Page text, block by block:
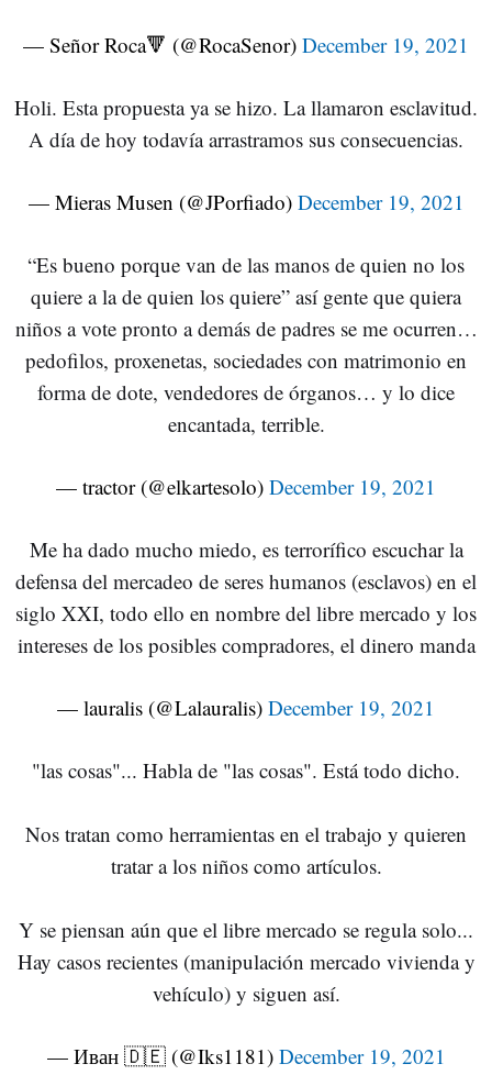
— Señor Roca🔻 (@RocaSenor) December 19, 2021
Holi. Esta propuesta ya se hizo. La llamaron esclavitud.
A día de hoy todavía arrastramos sus consecuencias.
— Mieras Musen (@JPorfiado) December 19, 2021
“Es bueno porque van de las manos de quien no los
quiere a la de quien los quiere” así gente que quiera
niños a vote pronto a demás de padres se me ocurren…
pedofilos, proxenetas, sociedades con matrimonio en
forma de dote, vendedores de órganos… y lo dice
encantada, terrible.
— tractor (@elkartesolo) December 19, 2021
Me ha dado mucho miedo, es terrorífico escuchar la
defensa del mercadeo de seres humanos (esclavos) en el
siglo XXI, todo ello en nombre del libre mercado y los
intereses de los posibles compradores, el dinero manda
— lauralis (@Lalauralis) December 19, 2021
"las cosas"... Habla de "las cosas". Está todo dicho.
Nos tratan como herramientas en el trabajo y quieren
tratar a los niños como artículos.
Y se piensan aún que el libre mercado se regula solo...
Hay casos recientes (manipulación mercado vivienda y
vehículo) y siguen así.
— Иван 🇩🇪 (@Iks1181) December 19, 2021